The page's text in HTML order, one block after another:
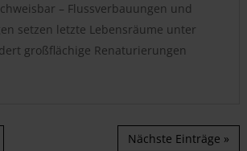
– Flussverbauungen und
setzen letzte Lebensräume unter
großflächige Renaturierungen
Nächste Einträge »